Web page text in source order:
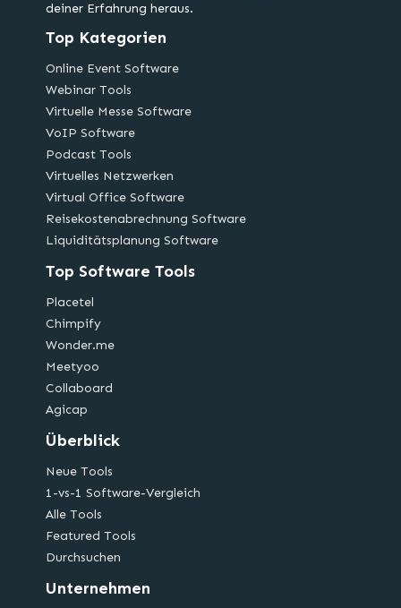
deiner Erfahrung heraus.
Top Kategorien
Online Event Software
Webinar Tools
Virtuelle Messe Software
VoIP Software
Podcast Tools
Virtuelles Netzwerken
Virtual Office Software
Reisekostenabrechnung Software
Liquiditätsplanung Software
Top Software Tools
Placetel
Chimpify
Wonder.me
Meetyoo
Collaboard
Agicap
Überblick
Neue Tools
1-vs-1 Software-Vergleich
Alle Tools
Featured Tools
Durchsuchen
Unternehmen